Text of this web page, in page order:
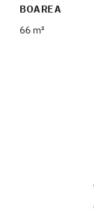
BOAREA
66 m²